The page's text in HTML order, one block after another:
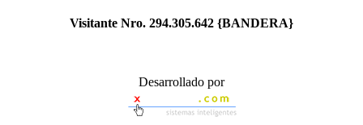
Visitante Nro. 294.305.642 {BANDERA}
Desarrollado por